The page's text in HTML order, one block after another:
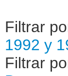
Filtrar
1992 y
Filtrar